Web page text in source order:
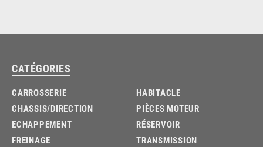
CATÉGORIES
CARROSSERIE
CHASSIS/DIRECTION
ECHAPPEMENT
FREINAGE
HABITACLE
PIÈCES MOTEUR
RÉSERVOIR
TRANSMISSION